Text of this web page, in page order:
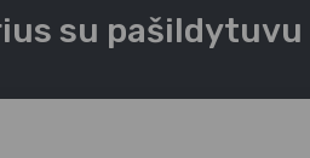
su pašildytuvu